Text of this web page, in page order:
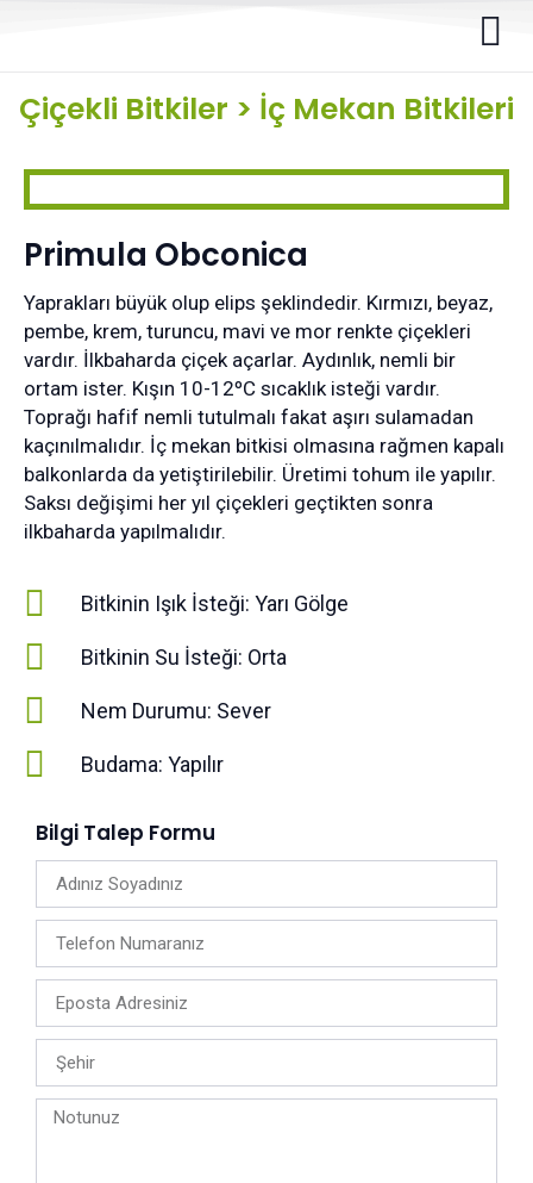
Çiçekli Bitkiler > İç Mekan Bitkileri
Primula Obconica
Yaprakları büyük olup elips şeklindedir. Kırmızı, beyaz,
pembe, krem, turuncu, mavi ve mor renkte çiçekleri
vardır. İlkbaharda çiçek açarlar. Aydınlık, nemli bir
ortam ister. Kışın 10-12ºC sıcaklık isteği vardır.
Toprağı hafif nemli tutulmalı fakat aşırı sulamadan
kaçınılmalıdır. İç mekan bitkisi olmasına rağmen kapalı
balkonlarda da yetiştirilebilir. Üretimi tohum ile yapılır.
Saksı değişimi her yıl çiçekleri geçtikten sonra
ilkbaharda yapılmalıdır.
Bitkinin Işık İsteği: Yarı Gölge
Bitkinin Su İsteği: Orta
Nem Durumu: Sever
Budama: Yapılır
Bilgi Talep Formu